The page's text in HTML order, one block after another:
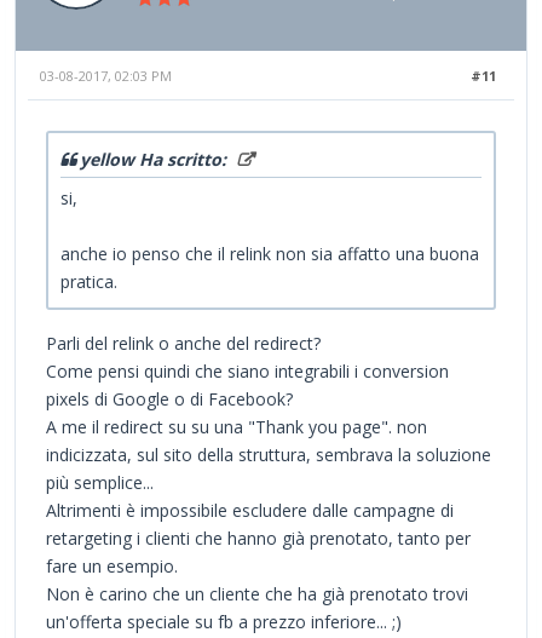
#11
03-08-2017, 02:03 PM
yellow Ha scritto:
si,
anche io penso che il relink non sia affatto una buona
pratica.
Parli del relink o anche del redirect?
Come pensi quindi che siano integrabili i conversion
pixels di Google o di Facebook?
A me il redirect su su una "Thank you page". non
indicizzata, sul sito della struttura, sembrava la soluzione
più semplice...
Altrimenti è impossibile escludere dalle campagne di
retargeting i clienti che hanno già prenotato, tanto per
fare un esempio.
Non è carino che un cliente che ha già prenotato trovi
un'offerta speciale su fb a prezzo inferiore... ;)